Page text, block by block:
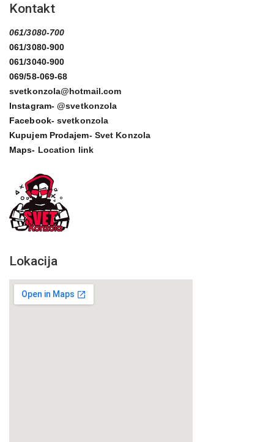
Kontakt
061/3080-700
061/3080-900
061/3040-900
069/58-069-68
svetkonzola@hotmail.com
Instagram-@svetkonzola
Facebook- svetkonzola
Kupujem Prodajem- Svet Konzola
Maps- Location link
Lokacija